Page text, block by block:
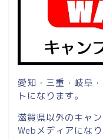
愛知・三重・岐阜
トになります。
滋賀県以外のキャ
Webメディアになり